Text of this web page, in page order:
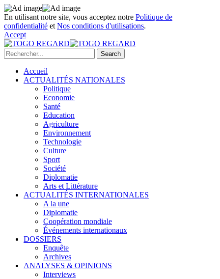
En utilisant notre site, vous acceptez notre Politique de
confidentialité et Nos conditions d'utilisations.
Accept
Accueil
ACTUALITÉS NATIONALES
Politique
Economie
Santé
Education
Agriculture
Environnement
Technologie
Culture
Sport
Société
Diplomatie
Arts et Littérature
ACTUALITÉS INTERNATIONALES
A la une
Diplomatie
Coopération mondiale
Événements internationaux
DOSSIERS
Enquête
Archives
ANALYSES & OPINIONS
Interviews